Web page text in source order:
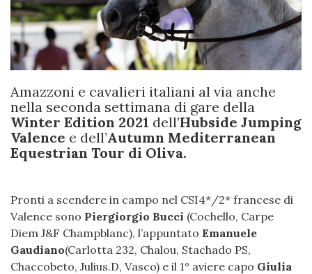
Amazzoni e cavalieri italiani al via anche
nella seconda settimana di gare della
Winter Edition 2021 dell’Hubside Jumping
Valence e dell’Autumn Mediterranean
Equestrian Tour di Oliva.
Pronti a scendere in campo nel CSI4*/2* francese di
Valence sono Piergiorgio Bucci (Cochello, Carpe
Diem J&F Champblanc), l’appuntato Emanuele
Gaudiano(Carlotta 232, Chalou, Stachado PS,
Chaccobeto, Julius.D, Vasco) e il 1° aviere capo Giulia